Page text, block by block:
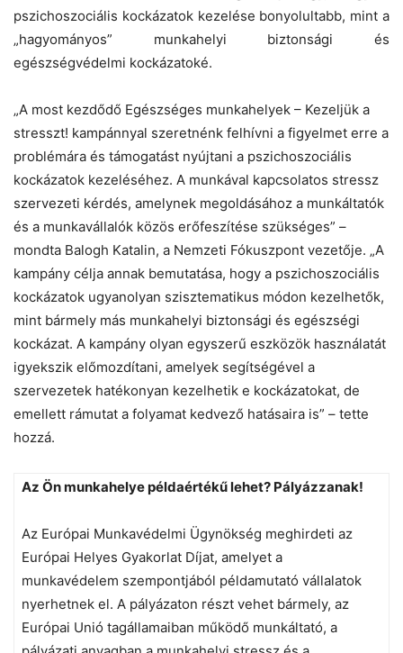
pszichoszociális kockázatok kezelése bonyolultabb, mint a
„hagyományos” munkahelyi biztonsági és
egészségvédelmi kockázatoké.
„A most kezdődő Egészséges munkahelyek – Kezeljük a
stresszt! kampánnyal szeretnénk felhívni a figyelmet erre a
problémára és támogatást nyújtani a pszichoszociális
kockázatok kezeléséhez. A munkával kapcsolatos stressz
szervezeti kérdés, amelynek megoldásához a munkáltatók
és a munkavállalók közös erőfeszítése szükséges” –
mondta Balogh Katalin, a Nemzeti Fókuszpont vezetője. „A
kampány célja annak bemutatása, hogy a pszichoszociális
kockázatok ugyanolyan szisztematikus módon kezelhetők,
mint bármely más munkahelyi biztonsági és egészségi
kockázat. A kampány olyan egyszerű eszközök használatát
igyekszik előmozdítani, amelyek segítségével a
szervezetek hatékonyan kezelhetik e kockázatokat, de
emellett rámutat a folyamat kedvező hatásaira is” – tette
hozzá.
Az Ön munkahelye példaértékű lehet? Pályázzanak!
Az Európai Munkavédelmi Ügynökség meghirdeti az
Európai Helyes Gyakorlat Díjat, amelyet a
munkavédelem szempontjából példamutató vállalatok
nyerhetnek el. A pályázaton részt vehet bármely, az
Európai Unió tagállamaiban működő munkáltató, a